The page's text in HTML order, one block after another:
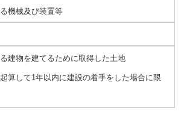
機械及び装置等
建物を建てるために取得した土地
算して1年以内に建設の着手をした場合に限